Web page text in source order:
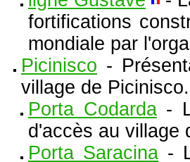
fortifications
mondiale par
Picinisco -
village de Picinisco.
Porta Codarda-
d'accès au village
Porta Saracina -